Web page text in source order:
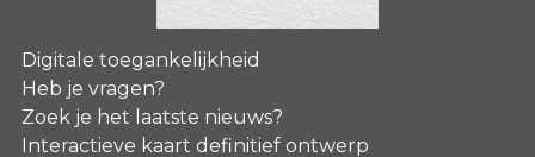
Digitale toegankelijkheid
Heb je vragen?
Zoek je het laatste nieuws?
Interactieve kaart definitief ontwerp